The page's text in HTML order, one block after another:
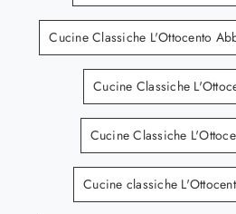
Cucine Classiche L'Ottocento
Cucine Classiche
Cucine Classiche
Cucine classiche